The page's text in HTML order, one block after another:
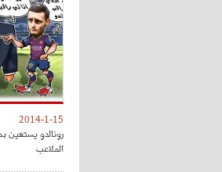
2014-1-15
رونالدو
الملاعب